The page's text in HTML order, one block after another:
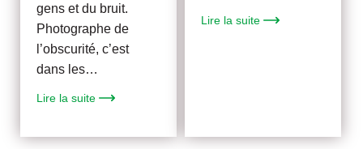
gens et du bruit.
Photographe de
l’obscurité, c’est
dans les…
Lire la suite
Lire la suite